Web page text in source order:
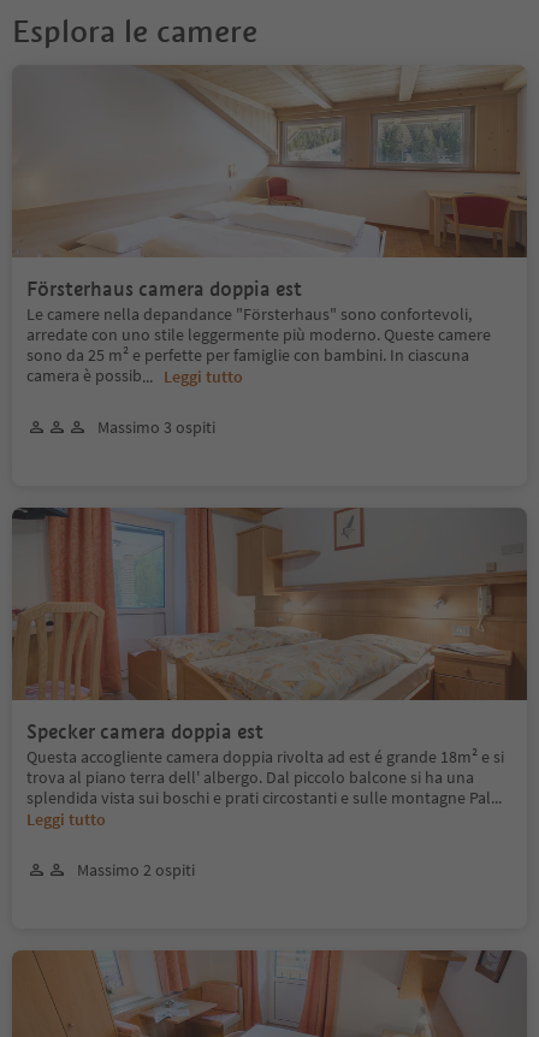
Esplora le camere
Försterhaus camera doppia est
Le camere nella depandance "Försterhaus" sono confortevoli,
arredate con uno stile leggermente più moderno. Queste camere
sono da 25 m² e perfette per famiglie con bambini. In ciascuna
camera è possib... Leggi tutto
Massimo 3 ospiti
Specker camera doppia est
Questa accogliente camera doppia rivolta ad est é grande 18m² e si
trova al piano terra dell' albergo. Dal piccolo balcone si ha una
splendida vista sui boschi e prati circostanti e sulle montagne Pal...
Leggi tutto
Massimo 2 ospiti